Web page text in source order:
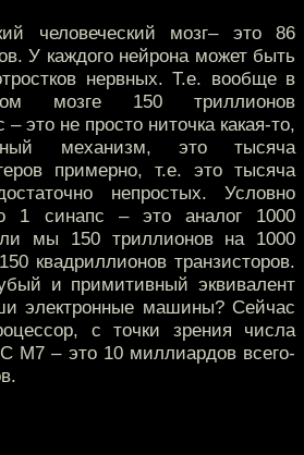
человеческий мозг– это 86
У каждого нейрона может быть
нервных. Т.е. вообще в
мозге 150 триллионов
это не просто ниточка какая-то,
механизм, это тысяча
примерно, т.е. это тысяча
непростых. Условно
1 синапс – это аналог 1000
мы 150 триллионов на 1000
квадриллионов транзисторов.
и примитивный эквивалент
электронные машины? Сейчас
с точки зрения числа
М7 – это 10 миллиардов всего-